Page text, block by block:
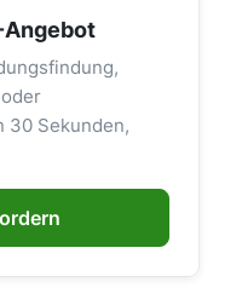
Angebot
30 Sekunden,